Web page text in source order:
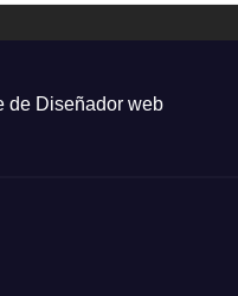
de Diseñador web